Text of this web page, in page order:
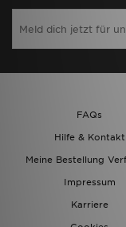
FAQs
Hilfe & Kontakt
Meine Bestellung
Impressum
Karriere